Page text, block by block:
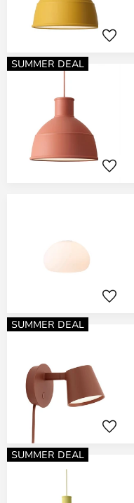
SUMMER DEAL
SUMMER DEAL
SUMMER DEAL